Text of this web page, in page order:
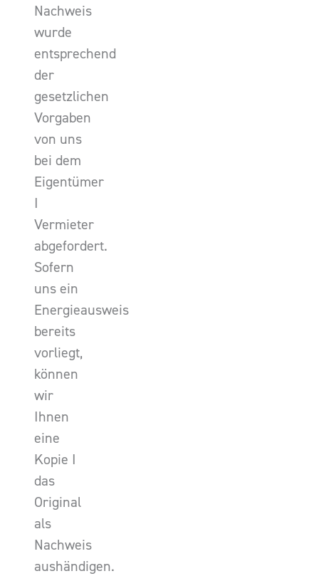
Nachweis
wurde
entsprechend
der
gesetzlichen
Vorgaben
von uns
bei dem
Eigentümer
I
Vermieter
abgefordert.
Sofern
uns ein
Energieausweis
bereits
vorliegt,
können
wir
Ihnen
eine
Kopie I
das
Original
als
Nachweis
aushändigen.